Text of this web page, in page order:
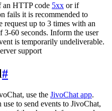
an HTTP code 5xx or if
fails it is recommended to
request up to 3 times with an
3-60 seconds. Inform the user
is temporarily undeliverable.
support
#
use the JivoChat app.
use to send events to JivoChat,